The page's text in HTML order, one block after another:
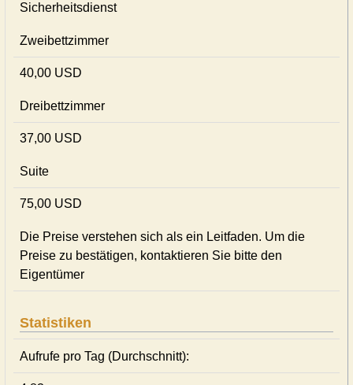
Sicherheitsdienst
Zweibettzimmer
40,00 USD
Dreibettzimmer
37,00 USD
Suite
75,00 USD
Die Preise verstehen sich als ein Leitfaden. Um die
Preise zu bestätigen, kontaktieren Sie bitte den
Eigentümer
Statistiken
Aufrufe pro Tag (Durchschnitt):